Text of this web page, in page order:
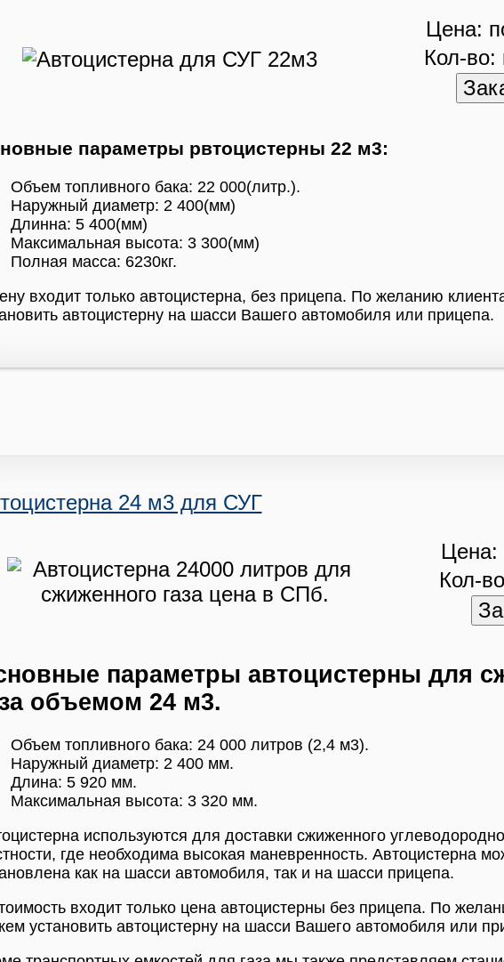
Цена:
Кол-во:
параметры рвтоцистерны 22 м3:
Объем топливного бака: 22 000(литр.).
Наружный диаметр: 2 400(мм)
Длинна: 5 400(мм)
Максимальная высота: 3 300(мм)
Полная масса: 6230кг.
входит только автоцистерна, без прицепа. По желанию
автоцистерну на шасси Вашего автомобиля или прицепа.
24 м3 для СУГ
Цена:
Кол-
параметры автоцистерны для
объемом 24 м3.
Объем топливного бака: 24 000 литров (2,4 м3).
Наружный диаметр: 2 400 мм.
Длина: 5 920 мм.
Максимальная высота: 3 320 мм.
используются для доставки сжиженного
где необходима высокая маневренность. Автоцистерна
как на шасси автомобиля, так и на шасси прицепа.
входит только цена автоцистерны без прицепа. По
установить автоцистерну на шасси Вашего автомобиля или